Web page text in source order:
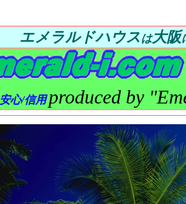
エメラルドハウスは大阪
安心/信用 produced by